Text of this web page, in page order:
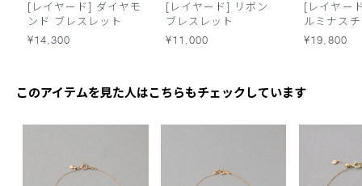
[レイヤード] ダイヤモ
ンド ブレスレット
¥14,300
[レイヤード] リボン
ブレスレット
¥11,000
[レイヤー
ルミナス
レスレット
¥19,800
このアイテムを見た人はこちらもチェックしています